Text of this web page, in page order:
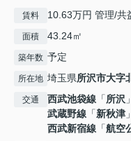
賃料 10.63万円 管理/共
面積 43.24㎡
築年数 予定
所在地 埼玉県所沢市大字
交通 西武池袋線 「所沢
武蔵野線 「新秋津
西武新宿線 「航空